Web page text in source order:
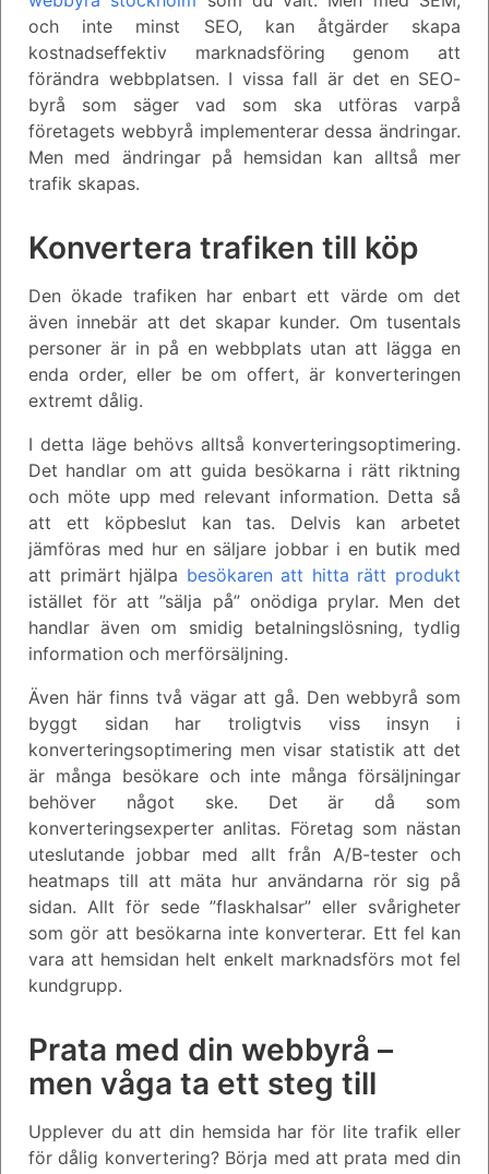
och inte minst SEO, kan åtgärder skapa
kostnadseffektiv marknadsföring genom att
förändra webbplatsen. I vissa fall är det en SEO-
byrå som säger vad som ska utföras varpå
företagets webbyrå implementerar dessa ändringar.
Men med ändringar på hemsidan kan alltså mer
trafik skapas.
Konvertera trafiken till köp
Den ökade trafiken har enbart ett värde om det
även innebär att det skapar kunder. Om tusentals
personer är in på en webbplats utan att lägga en
enda order, eller be om offert, är konverteringen
extremt dålig.
I detta läge behövs alltså konverteringsoptimering.
Det handlar om att guida besökarna i rätt riktning
och möte upp med relevant information. Detta så
att ett köpbeslut kan tas. Delvis kan arbetet
jämföras med hur en säljare jobbar i en butik med
att primärt hjälpa besökaren att hitta rätt produkt
istället för att ”sälja på” onödiga prylar. Men det
handlar även om smidig betalningslösning, tydlig
information och merförsäljning.
Även här finns två vägar att gå. Den webbyrå som
byggt sidan har troligtvis viss insyn i
konverteringsoptimering men visar statistik att det
är många besökare och inte många försäljningar
behöver något ske. Det är då som
konverteringsexperter anlitas. Företag som nästan
uteslutande jobbar med allt från A/B-tester och
heatmaps till att mäta hur användarna rör sig på
sidan. Allt för sede ”flaskhalsar” eller svårigheter
som gör att besökarna inte konverterar. Ett fel kan
vara att hemsidan helt enkelt marknadsförs mot fel
kundgrupp.
Prata med din webbyrå –
men våga ta ett steg till
Upplever du att din hemsida har för lite trafik eller
för dålig konvertering? Börja med att prata med din